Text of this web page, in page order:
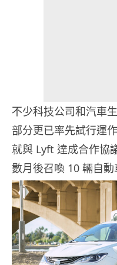
不少科技公司和汽車
部分更已率先試行運
就與 Lyft 達成合作協
數月後召喚 10 輛自動